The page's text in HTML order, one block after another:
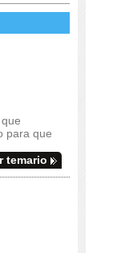
para que
temario